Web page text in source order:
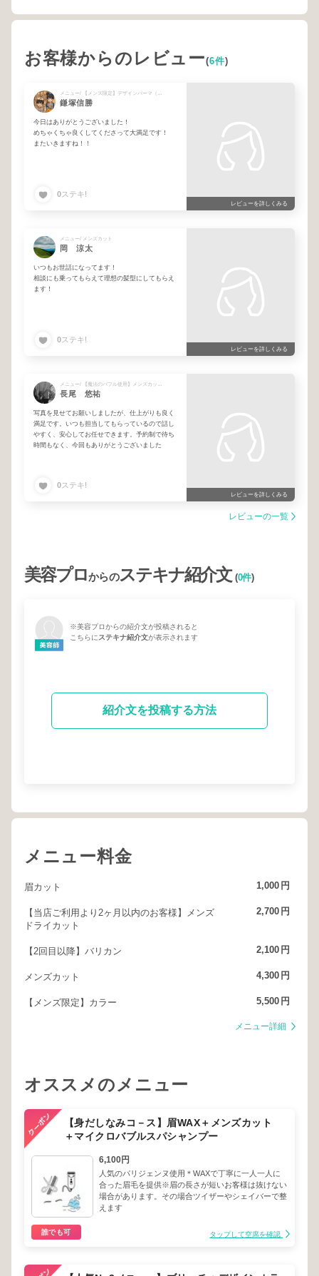
お客様からのレビュー(6件)
鎌塚信勝
今日はありがとうございました！
めちゃくちゃ良くしてくださって大満足です！
またいきますね！！
0ステキ!
レビューを詳しくみる
メニュー/ メンズカット
岡 涼太
いつもお世話になってます！
相談にも乗ってもらえて理想の髪型にしてもらえ
ます！
0ステキ!
レビューを詳しくみる
長尾 悠祐
写真を見せてお願いしましたが、仕上がりも良く
満足です。いつも担当してもらっているので話し
やすく、安心してお任せできます。予約制で待ち
時間もなく、今回もありがとうございました
0ステキ!
レビューを詳しくみる
レビューの一覧
美容プロからのステキナ紹介文(0件)
※美容プロからの紹介文が投稿されると
こちらにステキナ紹介文が表示されます
紹介文を投稿する方法
メニュー料金
眉カット 1,000 円
【当店ご利用より2ヶ月以内のお客様】メンズ
ドライカット
2,700 円
【2回目以降】バリカン 2,100 円
メンズカット 4,300 円
【メンズ限定】カラー 5,500 円
メニュー詳細
オススメのメニュー
【身だしなみコ－ス】眉WAX＋メンズカット
＋マイクロバブルスパシャンプー
6,100円
人気のパリジェンヌ使用＊WAXで丁寧に一人一人に
合った眉毛を提供※眉の長さが短いお客様は抜けない
場合があります。その場合ツイザーやシェイバーで整
えます
誰でも可 タップして空席を確認